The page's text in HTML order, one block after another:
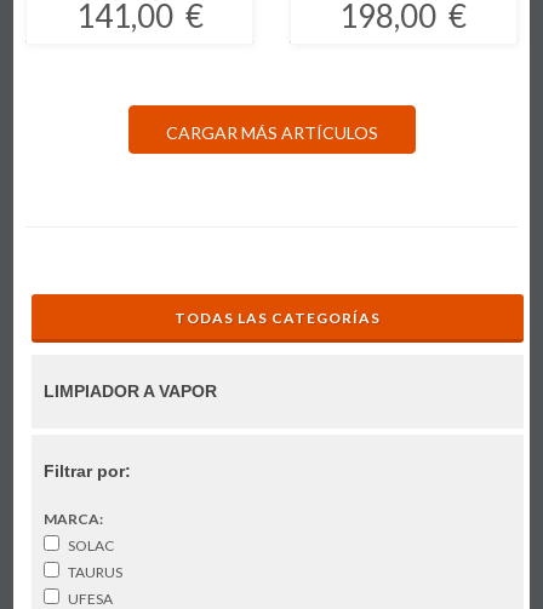
141,00 € 198,00 €
CARGAR MÁS ARTÍCULOS
TODAS LAS CATEGORÍAS
LIMPIADOR A VAPOR
Filtrar por:
MARCA:
SOLAC
TAURUS
UFESA